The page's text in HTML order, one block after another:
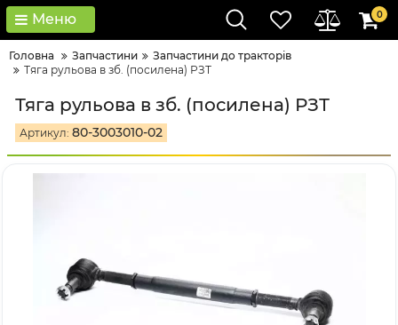
Меню 0
Головна Запчастини
Запчастини до тракторів
Тяга рульова в зб. (посилена) РЗТ
Тяга рульова в зб. (посилена) РЗТ
Артикул: 80-3003010-02